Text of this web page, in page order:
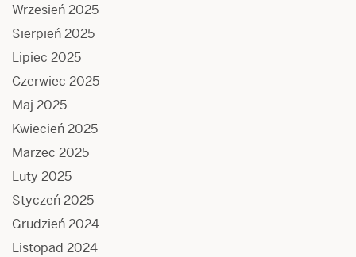
Wrzesień 2025
Sierpień 2025
Lipiec 2025
Czerwiec 2025
Maj 2025
Kwiecień 2025
Marzec 2025
Luty 2025
Styczeń 2025
Grudzień 2024
Listopad 2024